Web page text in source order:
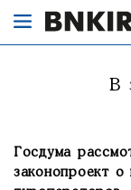
В
Госдума
законопроект о